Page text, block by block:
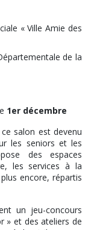
« Ville Amie des
de la
1er décembre
salon est devenu
les seniors et les
des espaces
les services à la
encore, répartis
un jeu-concours
» et des ateliers de